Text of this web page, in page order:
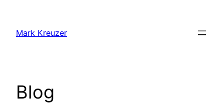
springen
Mark Kreuzer
Blog